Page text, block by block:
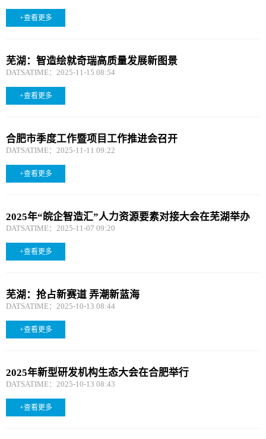
+查看更多
芜湖：智造绘就奇瑞高质量发展新图景
DATSATIME：2025-11-15 08:54
+查看更多
合肥市季度工作暨项目工作推进会召开
DATSATIME：2025-11-11 09:22
+查看更多
2025年“皖企智造汇”人力资源要素对接大会在芜湖举办
DATSATIME：2025-11-07 09:20
+查看更多
芜湖：抢占新赛道 弄潮新蓝海
DATSATIME：2025-10-13 08:44
+查看更多
2025年新型研发机构生态大会在合肥举行
DATSATIME：2025-10-13 08:43
+查看更多